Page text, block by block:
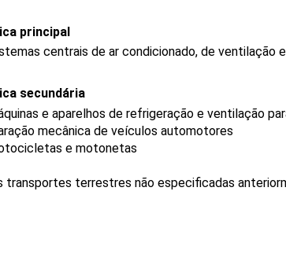
principal
centrais de ar condicionado, de ventilação
secundária
e aparelhos de refrigeração e ventilação
mecânica de veículos automotores
e motonetas
transportes terrestres não especificadas